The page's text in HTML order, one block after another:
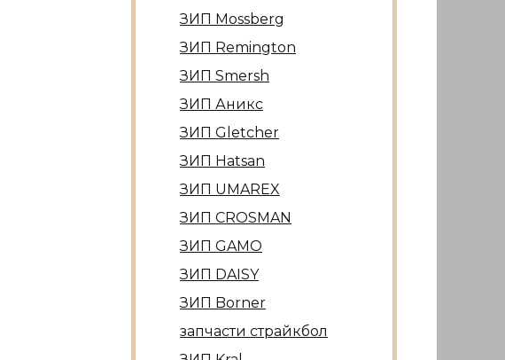
ЗИП Mossberg
ЗИП Remington
ЗИП Smersh
ЗИП Аникс
ЗИП Gletcher
ЗИП Hatsan
ЗИП UMAREX
ЗИП CROSMAN
ЗИП GAMO
ЗИП DAISY
ЗИП Borner
запчасти страйкбол